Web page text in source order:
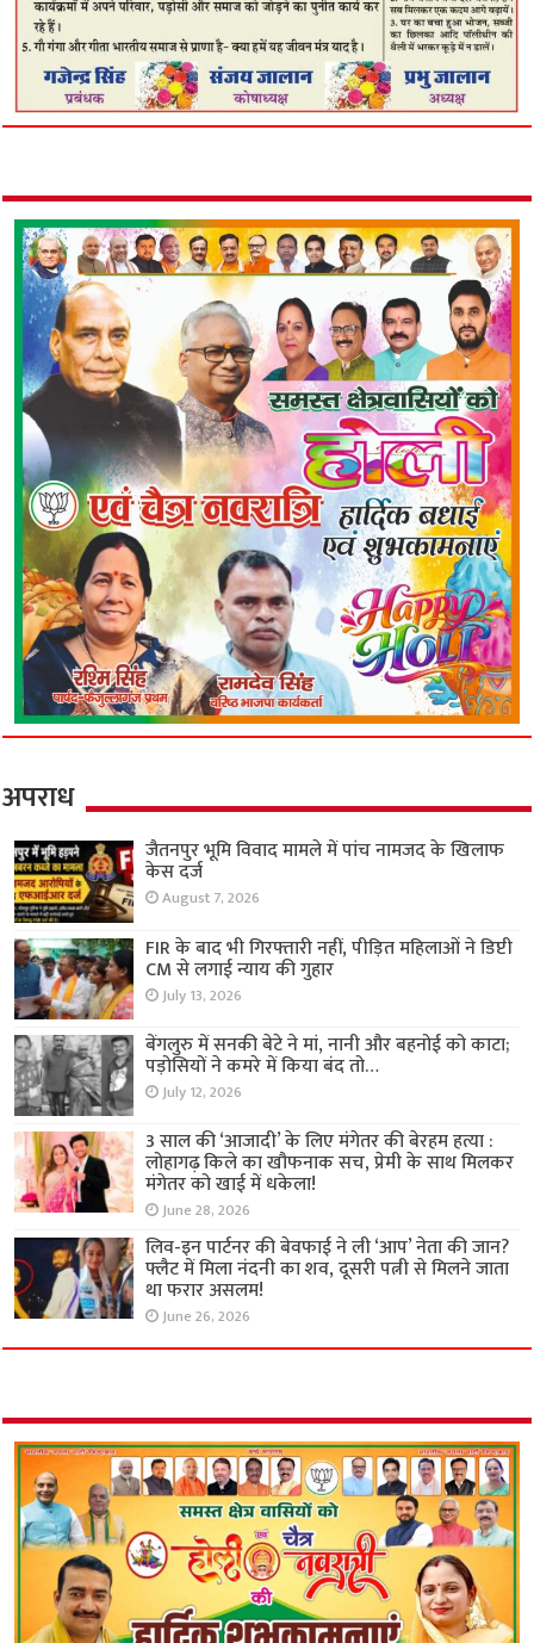
अपराध
जैतनपुर भूमि विवाद मामले में पांच नामजद के खिलाफ
केस दर्ज
August 7, 2026
FIR के बाद भी गिरफ्तारी नहीं, पीड़ित महिलाओं ने डिप्टी
CM से लगाई न्याय की गुहार
July 13, 2026
बेंगलुरु में सनकी बेटे ने मां, नानी और बहनोई को काटा;
पड़ोसियों ने कमरे में किया बंद तो…
July 12, 2026
3 साल की ‘आजादी’ के लिए मंगेतर की बेरहम हत्या :
लोहागढ़ किले का खौफनाक सच, प्रेमी के साथ मिलकर
मंगेतर को खाई में धकेला!
June 28, 2026
लिव-इन पार्टनर की बेवफाई ने ली ‘आप’ नेता की जान?
फ्लैट में मिला नंदनी का शव, दूसरी पत्नी से मिलने जाता
था फरार असलम!
June 26, 2026